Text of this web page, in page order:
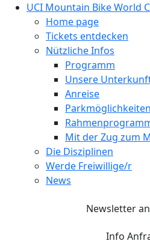
UCI Mountain Bike World
Home page
Tickets entdecken
Nützliche Infos
Programm
Unsere
Anreise
Parkmöglichkeiten
Mit der Zug zum
Die Disziplinen
Werde Freiwillige/r
News
Newsletter
Info